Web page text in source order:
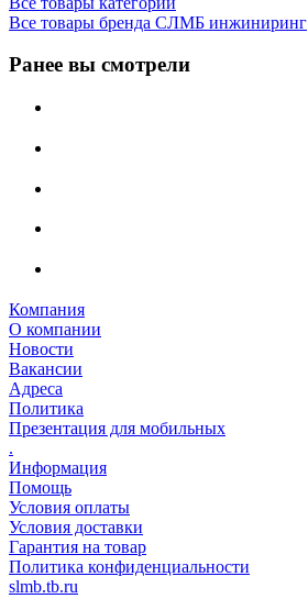
Все товары бренда СЛМБ инжиниринг
Ранее вы смотрели
Компания
О компании
Новости
Вакансии
Адреса
Политика
Презентация для мобильных
.
Информация
Помощь
Условия оплаты
Условия доставки
Гарантия на товар
Политика конфиденциальности
slmb.tb.ru
.